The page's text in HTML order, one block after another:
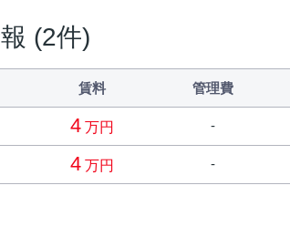
(2件)
賃料 管理費
4 万円
4 万円